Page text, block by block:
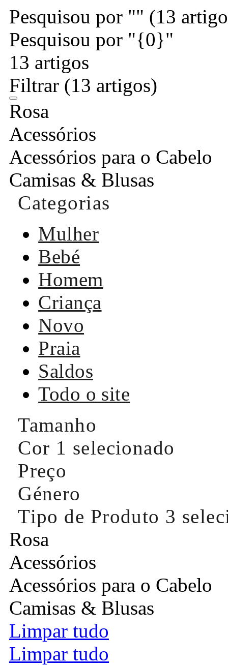
Pesquisou por "" (13
Pesquisou por "{0}"
13 artigos
Filtrar (13 artigos)
Rosa
Acessórios
Acessórios para o Cabelo
Camisas & Blusas
Categorias
Mulher
Bebé
Homem
Criança
Novo
Praia
Saldos
Todo o site
Tamanho
Cor 1 selecionado
Preço
Género
Tipo de Produto 3
Rosa
Acessórios
Acessórios para o Cabelo
Camisas & Blusas
Limpar tudo
Limpar tudo